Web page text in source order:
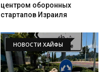
центром оборонных
стартапов Израиля
НОВОСТИ ХАЙФЫ